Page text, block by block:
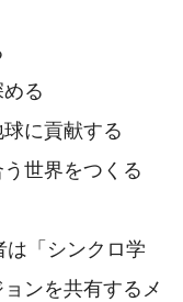
る
に貢献する
世界をつくる
は「シンクロ学
ンを共有するメ